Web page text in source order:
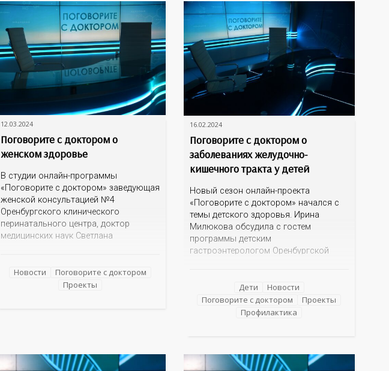
сигарет? Куда могут обратиться
12.03.2024
Поговорите с доктором о
женском здоровье
В студии онлайн-программы
«Поговорите с доктором» заведующая
женской консультацией №4
Оренбургского клинического
перинатального центра, доктор
медицинских наук Светлана
репродуктивной функции,
профилактике нежелательной
Новости
Поговорите с доктором
Проекты
16.02.2024
Поговорите с доктором о
заболеваниях желудочно-
кишечного тракта у детей
Новый сезон онлайн-проекта
«Поговорите с доктором» начался с
темы детского здоровья. Ирина
Милюкова обсудила с гостем
программы детским
гастроэнтерологом Оренбургской
причины возникновения болезней
ЖКТ, симптомы заболеваний системы,
а главное, меры профилактики
Дети
Новости
Поговорите с доктором
Проекты
Профилактика